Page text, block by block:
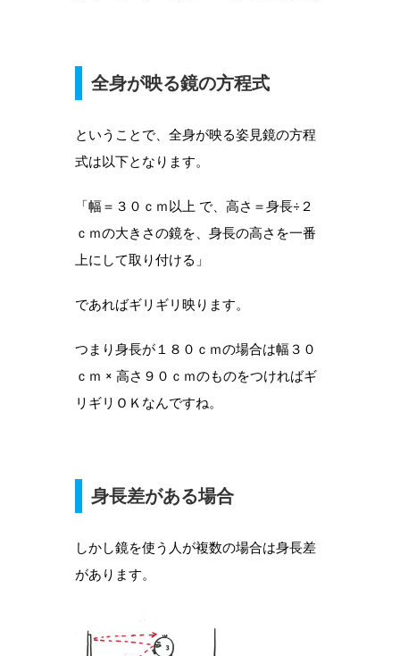
全身が映る鏡の方程式
ということで、全身が映る姿見鏡の方程
式は以下となります。
「幅＝３０ｃｍ以上 で、高さ＝身長÷２
ｃｍの大きさの鏡を、身長の高さを一番
上にして取り付ける」
であればギリギリ映ります。
つまり身長が１８０ｃｍの場合は幅３０
ｃｍ × 高さ９０ｃｍのものをつければギ
リギリＯＫなんですね。
身長差がある場合
しかし鏡を使う人が複数の場合は身長差
があります。